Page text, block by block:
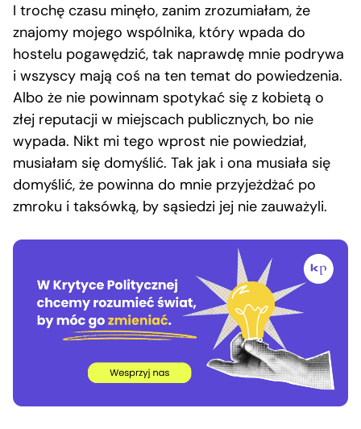
I trochę czasu minęło, zanim zrozumiałam, że
znajomy mojego wspólnika, który wpada do
hostelu pogawędzić, tak naprawdę mnie podrywa
i wszyscy mają coś na ten temat do powiedzenia.
Albo że nie powinnam spotykać się z kobietą o
złej reputacji w miejscach publicznych, bo nie
wypada. Nikt mi tego wprost nie powiedział,
musiałam się domyślić. Tak jak i ona musiała się
domyślić, że powinna do mnie przyjeżdżać po
zmroku i taksówką, by sąsiedzi jej nie zauważyli.